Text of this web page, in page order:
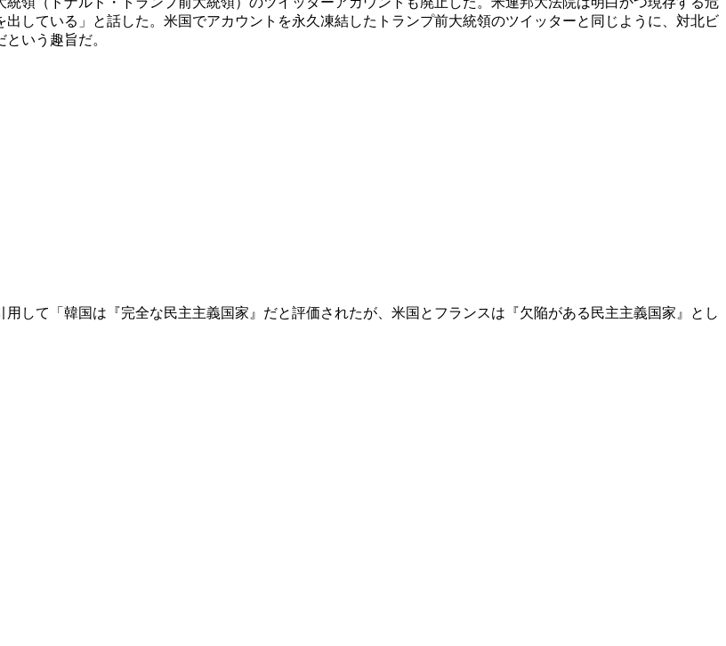
している」と話した。米国でアカウントを永久凍結したトランプ前大統領のツイッターと同じように、対北ビ
いう趣旨だ。
して「韓国は『完全な民主主義国家』だと評価されたが、米国とフランスは『欠陥がある民主主義国家』とし